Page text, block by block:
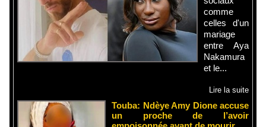
comme
celles d'un
mariage
entre Aya
Nakamura
et le...
Lire la suite
Touba: Ndèye Amy Dione accuse
un proche de l’avoir